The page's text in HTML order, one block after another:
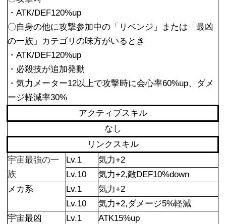
・ATK/DEF120%up
〇自身の他に攻撃参加中の「リベンジ」または「最凶
の一族」カテゴリの味方がいるとき
・ATK/DEF120%up
・必殺技が追加発動
・気力メーター12以上で攻撃時に会心率60%up、ダメ
ージ軽減率30%
アクティブスキル
なし
リンクスキル
宇宙最強の一
族
Lv.1
気力+2
Lv.10
気力+2,敵DEF10%down
メカ系
Lv.1
気力+2
Lv.10
気力+2,ダメージ5%軽減
宇宙最凶
Lv.1
ATK15%up